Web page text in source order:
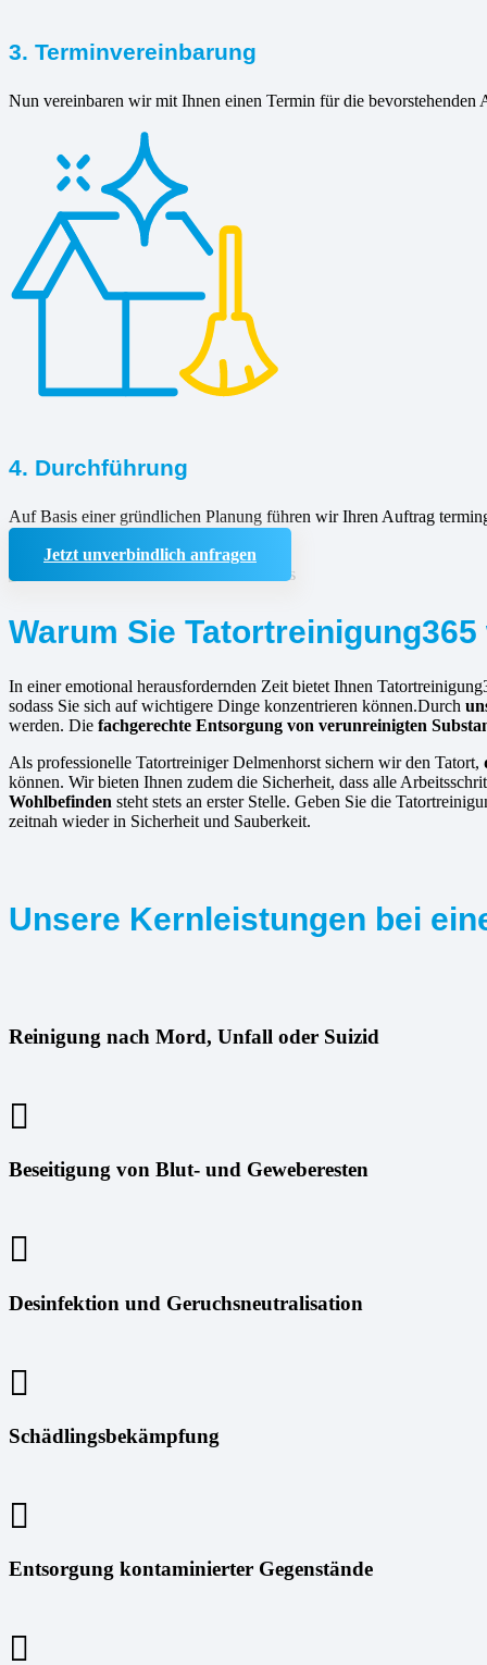
3. Terminvereinbarung
Nun vereinbaren wir mit Ihnen einen Termin für die bevorstehenden
4. Durchführung
Auf Basis einer gründlichen Planung führen wir Ihren Auftrag
Jetzt unverbindlich anfragen
Warum Sie
In einer emotional herausfordernden Zeit bietet Ihnen
sodass Sie sich auf wichtigere Dinge konzentrieren können.Durch
werden. Die fachgerechte Entsorgung von verunreinigten
Als professionelle Tatortreiniger Delmenhorst sichern wir den Tatort,
können. Wir bieten Ihnen zudem die Sicherheit, dass alle
Wohlbefinden steht stets an erster Stelle. Geben Sie die
zeitnah wieder in Sicherheit und Sauberkeit.
Unsere Kernleistungen bei
Reinigung nach Mord, Unfall oder Suizid
Beseitigung von Blut- und Geweberesten
Desinfektion und Geruchsneutralisation
Schädlingsbekämpfung
Entsorgung kontaminierter Gegenstände